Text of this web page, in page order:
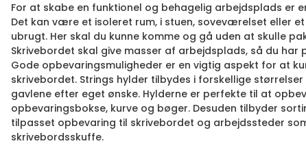
For at skabe en funktionel og behagelig arbejdsplads er
Det kan være et isoleret rum, i stuen, soveværelset eller
ubrugt. Her skal du kunne komme og gå uden at skulle
Skrivebordet skal give masser af arbejdsplads, så du
Gode opbevaringsmuligheder er en vigtig aspekt for at
skrivebordet. Strings hylder tilbydes i forskellige
gavlene efter eget ønske. Hylderne er perfekte til at
opbevaringsbokse, kurve og bøger. Desuden tilbyder
tilpasset opbevaring til skrivebordet og arbejdssteder
skrivebordsskuffe.